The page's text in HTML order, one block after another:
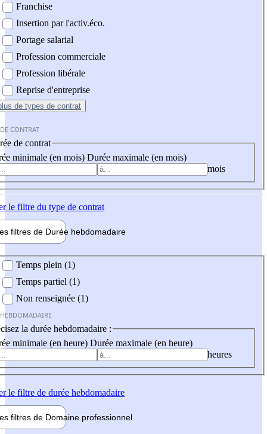
Franchise
Insertion par l'activ.éco.
Portage salarial
Profession commerciale
Profession libérale
Reprise d'entreprise
de types de contrat
CONTRAT
de contrat
minimale (en mois) Durée maximale (en mois)
mois
le filtre du type de contrat
filtres de Durée hebdomadaire
Temps plein (1)
Temps partiel (1)
Non renseignée (1)
la durée hebdomadaire :
minimale (en heure) Durée maximale (en heure)
heures
le filtre de durée hebdomadaire
filtres de Domaine professionnel